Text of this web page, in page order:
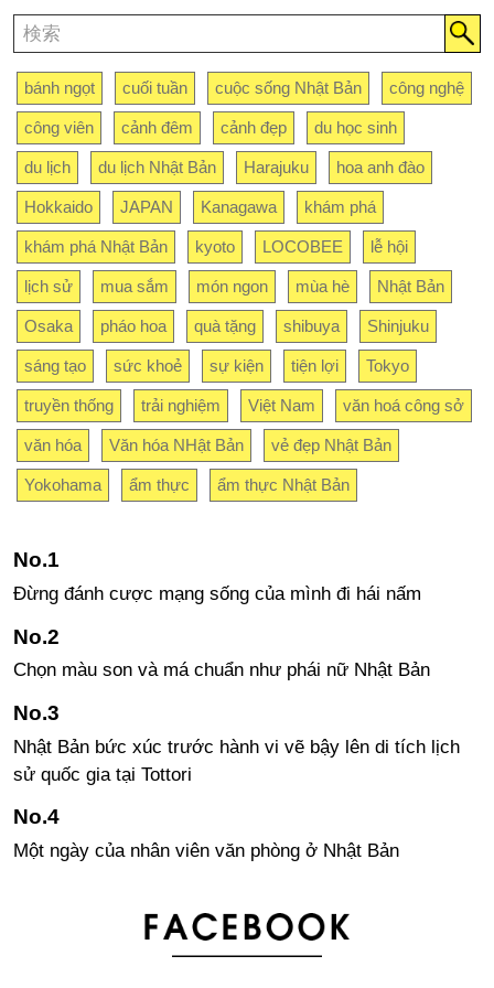
bánh ngọt cuối tuần cuộc sống Nhật Bản công nghệ
công viên cảnh đêm cảnh đẹp du học sinh
du lịch du lịch Nhật Bản Harajuku hoa anh đào
Hokkaido JAPAN Kanagawa khám phá
khám phá Nhật Bản kyoto LOCOBEE lễ hội
lịch sử mua sắm món ngon mùa hè Nhật Bản
Osaka pháo hoa quà tặng shibuya Shinjuku
sáng tạo sức khoẻ sự kiện tiện lợi Tokyo
truyền thống trải nghiệm Việt Nam văn hoá công sở
văn hóa Văn hóa NHật Bản vẻ đẹp Nhật Bản
Yokohama ẩm thực ẩm thực Nhật Bản
Đừng đánh cược mạng sống của mình đi hái nấm
Chọn màu son và má chuẩn như phái nữ Nhật Bản
Nhật Bản bức xúc trước hành vi vẽ bậy lên di tích lịch
sử quốc gia tại Tottori
Một ngày của nhân viên văn phòng ở Nhật Bản
Kỉ lục Guinness thế giới về Tokoroten dài hơn 100m